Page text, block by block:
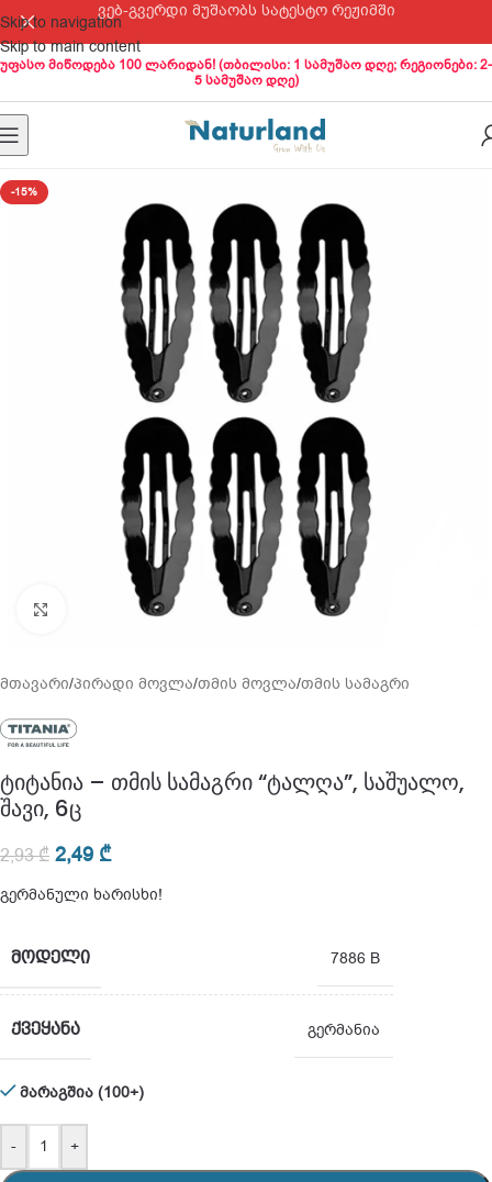
Skip to navigation
Skip to main content
ვებ-გვერდი მუშაობს სატესტო რეჟიმში
უფასო მიწოდება 100 ლარიდან! (თბილისი: 1 სამუშაო დღე; რეგიონები: 2-
5 სამუშაო დღე)
-15%
მთავარი/პირადი მოვლა/თმის მოვლა/თმის სამაგრი
ტიტანია – თმის სამაგრი “ტალღა”, საშუალო,
შავი, 6ც
2,93₾ 2,49 ₾
გერმანული ხარისხი!
ᲛᲝᲓᲔᲚᲘ 7886 B
ᲥᲕᲔᲧᲐᲜᲐ გერმანია
მარაგშია (100+)
- +